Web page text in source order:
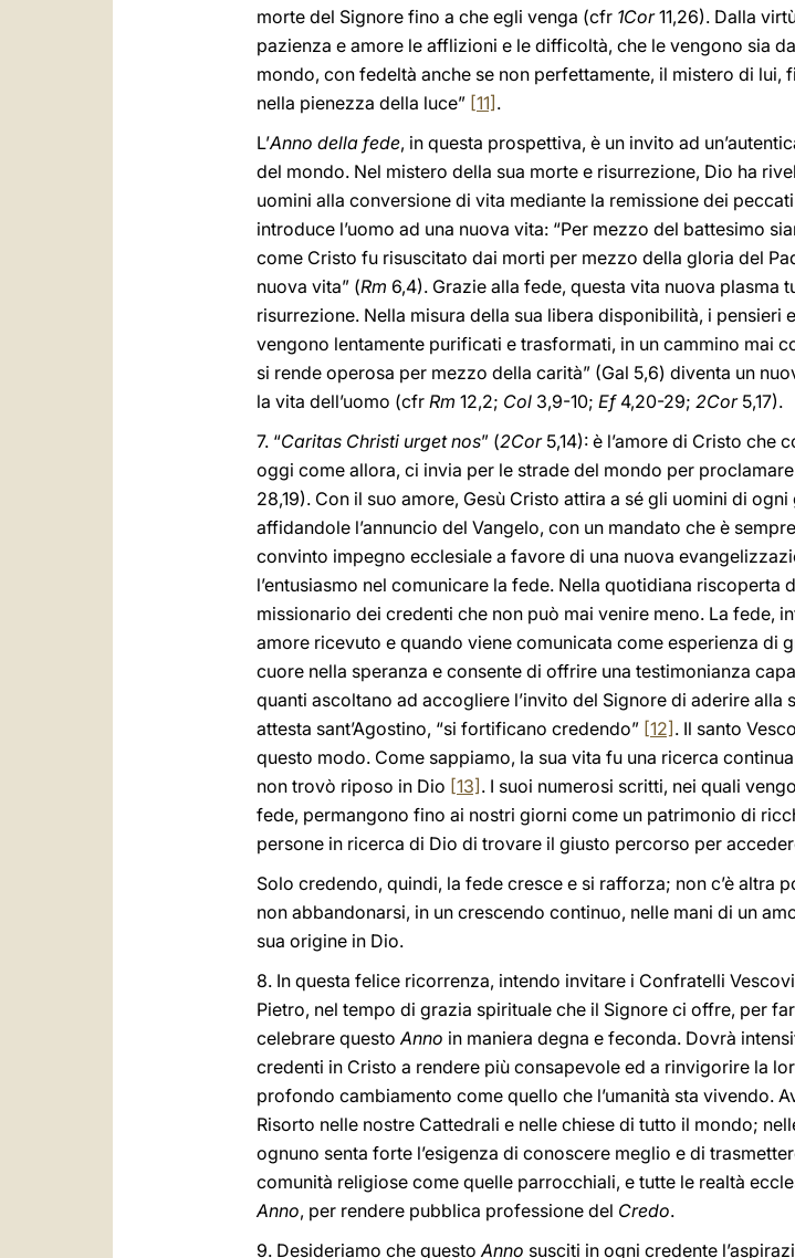
morte del Signore fino a che egli venga (cfr 1Cor11,26). Dalla
pazienza e amore le afflizioni e le difficoltà, che le vengono sia
mondo, con fedeltà anche se non perfettamente, il mistero di lui,
nella pienezza della luce” [11] .
L’Anno della fede, in questa prospettiva, è un invito ad
del mondo. Nel mistero della sua morte e risurrezione, Dio ha
uomini alla conversione di vita mediante la remissione dei
introduce l’uomo ad una nuova vita: “Per mezzo del battesimo
come Cristo fu risuscitato dai morti per mezzo della gloria del
nuova vita” (Rm 6,4). Grazie alla fede, questa vita nuova plasma
risurrezione. Nella misura della sua libera disponibilità, i pensieri
vengono lentamente purificati e trasformati, in un cammino mai
si rende operosa per mezzo della carità” (Gal 5,6) diventa un
la vita dell’uomo (cfr Rm 12,2; Col 3,9-10; Ef4,20-29; 2Cor 5,17).
7. “Caritas Christi urget nos” (2Cor5,14): è l’amore di Cristo che
oggi come allora, ci invia per le strade del mondo per
28,19). Con il suo amore, Gesù Cristo attira a sé gli uomini di
affidandole l’annuncio del Vangelo, con un mandato che è
convinto impegno ecclesiale a favore di una nuova
l’entusiasmo nel comunicare la fede. Nella quotidiana riscoperta
missionario dei credenti che non può mai venire meno. La fede,
amore ricevuto e quando viene comunicata come esperienza di
cuore nella speranza e consente di offrire una testimonianza
quanti ascoltano ad accogliere l’invito del Signore di aderire
attesta sant’Agostino, “si fortificano credendo” [12] . Il santo
questo modo. Come sappiamo, la sua vita fu una ricerca
non trovò riposo in Dio [13] . I suoi numerosi scritti, nei quali
fede, permangono fino ai nostri giorni come un patrimonio di
persone in ricerca di Dio di trovare il giusto percorso per
Solo credendo, quindi, la fede cresce e si rafforza; non c’è altra
non abbandonarsi, in un crescendo continuo, nelle mani di un
sua origine in Dio.
8. In questa felice ricorrenza, intendo invitare i Confratelli
Pietro, nel tempo di grazia spirituale che il Signore ci offre, per
celebrare questoAnno in maniera degna e feconda. Dovrà
credenti in Cristo a rendere più consapevole ed a rinvigorire la
profondo cambiamento come quello che l’umanità sta vivendo.
Risorto nelle nostre Cattedrali e nelle chiese di tutto il mondo;
ognuno senta forte l’esigenza di conoscere meglio e di
comunità religiose come quelle parrocchiali, e tutte le realtà
Anno, per rendere pubblica professione del Credo.
9. Desideriamo che questoAnno susciti in ogni credente